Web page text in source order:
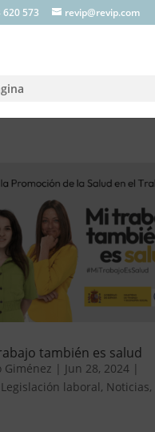
620 573 revip@revip.com
también es salud
Giménez | Jun 28, 2024|
Legislación laboral, Noticias,